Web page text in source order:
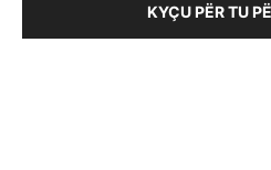
KYÇU PËR TU